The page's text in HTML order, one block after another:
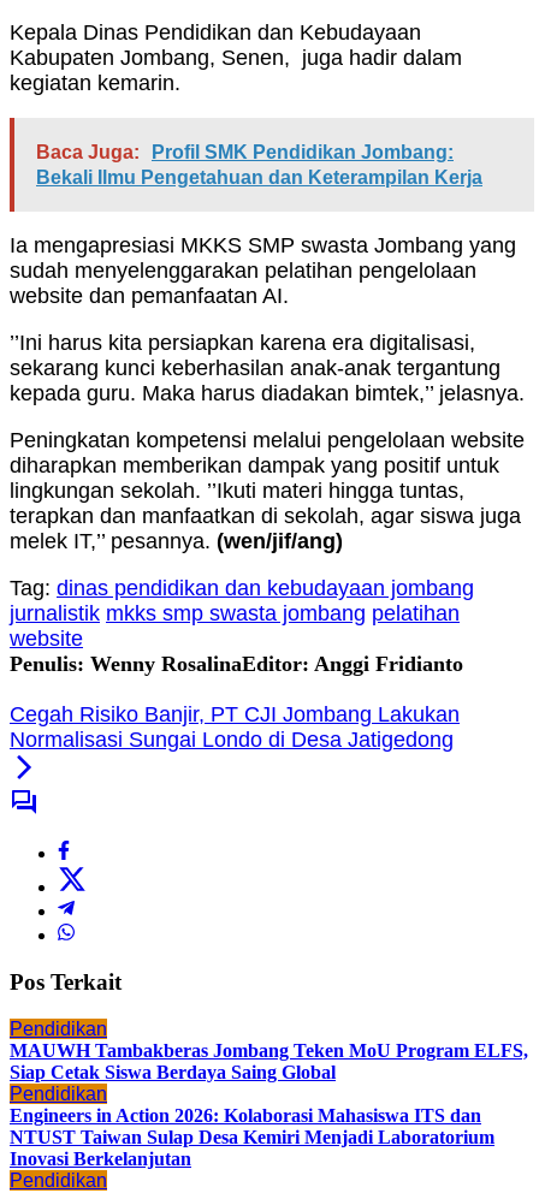
Kepala Dinas Pendidikan dan Kebudayaan
Kabupaten Jombang, Senen, juga hadir dalam
kegiatan kemarin.
Baca Juga:
Profil SMK Pendidikan Jombang:
Bekali Ilmu Pengetahuan dan Keterampilan Kerja
Ia mengapresiasi MKKS SMP swasta Jombang yang
sudah menyelenggarakan pelatihan pengelolaan
website dan pemanfaatan AI.
’’Ini harus kita persiapkan karena era digitalisasi,
sekarang kunci keberhasilan anak-anak tergantung
kepada guru. Maka harus diadakan bimtek,’’ jelasnya.
Peningkatan kompetensi melalui pengelolaan website
diharapkan memberikan dampak yang positif untuk
lingkungan sekolah. ’’Ikuti materi hingga tuntas,
terapkan dan manfaatkan di sekolah, agar siswa juga
melek IT,’’ pesannya. (wen/jif/ang)
Tag: dinas pendidikan dan kebudayaan jombang
jurnalistik mkks smp swasta jombang pelatihan
website
Penulis: Wenny RosalinaEditor: Anggi Fridianto
Cegah Risiko Banjir, PT CJI Jombang Lakukan
Normalisasi Sungai Londo di Desa Jatigedong
Pos Terkait
Pendidikan
MAUWH Tambakberas Jombang Teken MoU Program ELFS,
Siap Cetak Siswa Berdaya Saing Global
Pendidikan
Engineers in Action 2026: Kolaborasi Mahasiswa ITS dan
NTUST Taiwan Sulap Desa Kemiri Menjadi Laboratorium
Inovasi Berkelanjutan
Pendidikan